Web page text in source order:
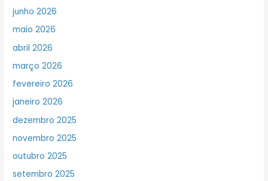
junho 2026
maio 2026
abril 2026
março 2026
fevereiro 2026
janeiro 2026
dezembro 2025
novembro 2025
outubro 2025
setembro 2025